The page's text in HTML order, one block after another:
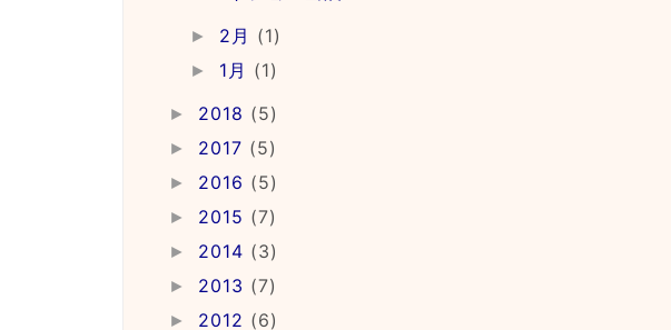
► 2月 (1)
► 1月 (1)
► 2018 (5)
► 2017 (5)
► 2016 (5)
► 2015 (7)
► 2014 (3)
► 2013 (7)
► 2012 (6)